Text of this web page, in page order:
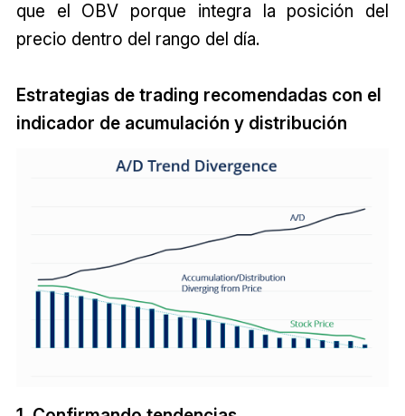
que el OBV porque integra la posición del
precio dentro del rango del día.
Estrategias de trading recomendadas con el
indicador de acumulación y distribución